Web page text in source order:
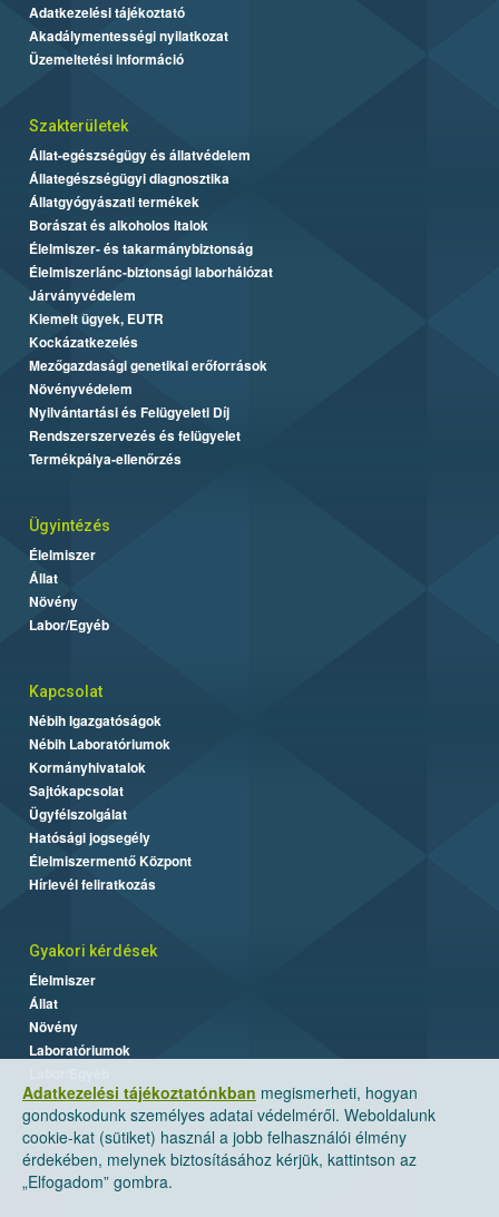
Adatkezelési tájékoztatónkban megismerheti, hogyan
gondoskodunk személyes adatai védelméről. Weboldalunk
cookie-kat (sütiket) használ a jobb felhasználói élmény
érdekében, melynek biztosításához kérjük, kattintson az
„Elfogadom” gombra.
Adatkezelési tájékoztató
Akadálymentességi nyilatkozat
Üzemeltetési információ
Szakterületek
Állat-egészségügy és állatvédelem
Állategészségügyi diagnosztika
Állatgyógyászati termékek
Borászat és alkoholos italok
Élelmiszer- és takarmánybiztonság
Élelmiszerlánc-biztonsági laborhálózat
Járványvédelem
Kiemelt ügyek, EUTR
Kockázatkezelés
Mezőgazdasági genetikai erőforrások
Növényvédelem
Nyilvántartási és Felügyeleti Díj
Rendszerszervezés és felügyelet
Termékpálya-ellenőrzés
Ügyintézés
Élelmiszer
Állat
Növény
Labor/Egyéb
Kapcsolat
Nébih Igazgatóságok
Nébih Laboratóriumok
Kormányhivatalok
Sajtókapcsolat
Ügyfélszolgálat
Hatósági jogsegély
Élelmiszermentő Központ
Hírlevél feliratkozás
Gyakori kérdések
Élelmiszer
Állat
Növény
Laboratóriumok